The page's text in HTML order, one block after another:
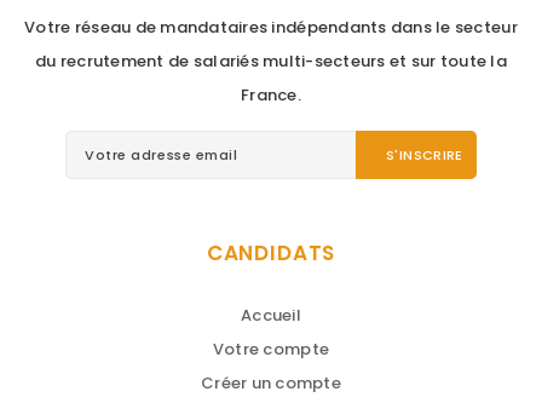
Votre réseau de mandataires indépendants dans le secteur
du recrutement de salariés multi-secteurs et sur toute la
France.
CANDIDATS
Accueil
Votre compte
Créer un compte